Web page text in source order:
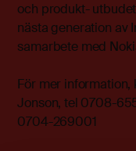
och produkt-
nästa generation av
samarbete med
För mer information,
Jonson, tel 0708-
0704-269001